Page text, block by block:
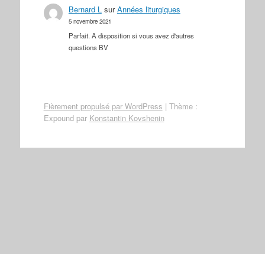
Bernard L surAnnées liturgiques
5 novembre 2021
Parfait. A disposition si vous avez d'autres
questions BV
Fièrement propulsé par WordPress | Thème :
Expound par Konstantin Kovshenin